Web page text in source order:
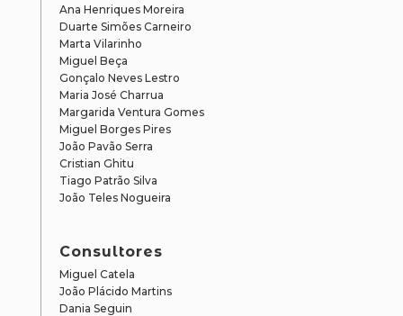
Ana Henriques Moreira
Duarte Simões Carneiro
Marta Vilarinho
Miguel Beça
Gonçalo Neves Lestro
Maria José Charrua
Margarida Ventura Gomes
Miguel Borges Pires
João Pavão Serra
Cristian Ghitu
Tiago Patrão Silva
João Teles Nogueira
Consultores
Miguel Catela
João Plácido Martins
Dania Seguin